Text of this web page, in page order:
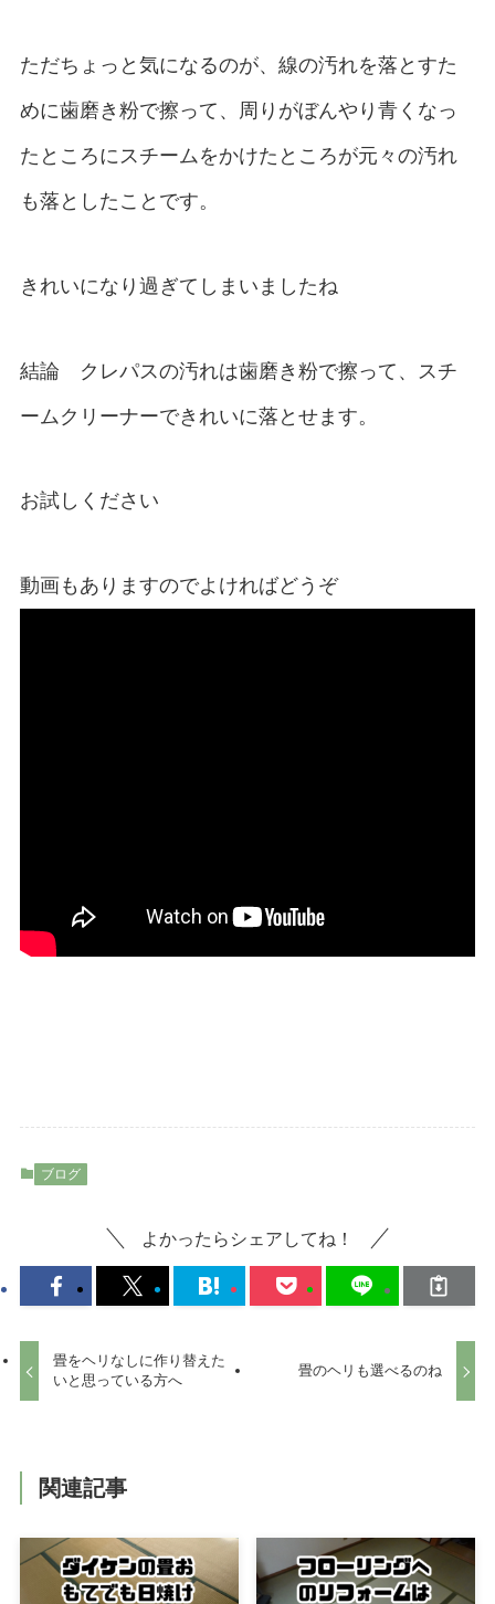
ただちょっと気になるのが、線の汚れを落とすた
めに歯磨き粉で擦って、周りがぼんやり青くなっ
たところにスチームをかけたところが元々の汚れ
も落としたことです。
きれいになり過ぎてしまいましたね
結論 クレパスの汚れは歯磨き粉で擦って、スチ
ームクリーナーできれいに落とせます。
お試しください
動画もありますのでよければどうぞ
ブログ
よかったらシェアしてね！
畳をヘリなしに作り替えた
いと思っている方へ
畳のヘリも選べるのね
関連記事